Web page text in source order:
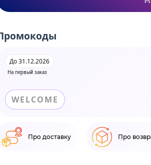
На первый заказ
До 31.12.2026
WELCOME
Про доставку Про